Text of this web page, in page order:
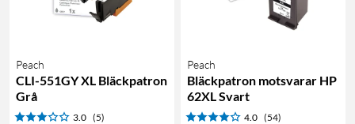
Peach
CLI-551GY XL Bläckpatron
Grå
3.0 (5)
Peach
Bläckpatron motsvarar HP
62XL Svart
4.0 (54)